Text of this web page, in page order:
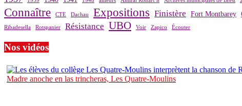
Connaître CTE Dachau Expositions Finistère Fort Montbarey
Ribadesella Rotspanier Résistance UBO Voir Zapico Écouter
Nos vidéos
Madre anoche en las trincheras, Les Quatre-Moulins